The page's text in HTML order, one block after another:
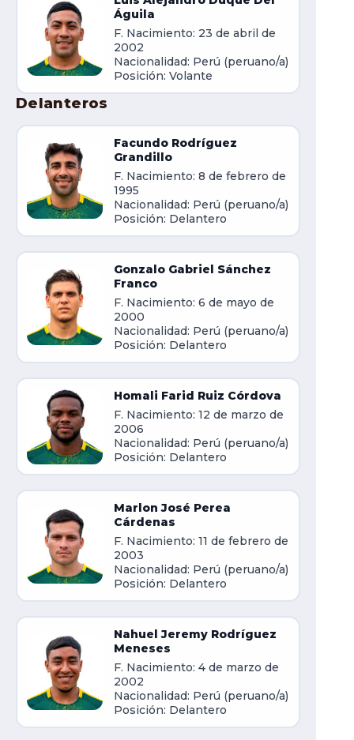
Águila
F. Nacimiento: 23 de abril de
2002
Nacionalidad: Perú (peruano/a)
Posición: Volante
Delanteros
Facundo Rodríguez
Grandillo
F. Nacimiento: 8 de febrero de
1995
Nacionalidad: Perú (peruano/a)
Posición: Delantero
Gonzalo Gabriel Sánchez
Franco
F. Nacimiento: 6 de mayo de
2000
Nacionalidad: Perú (peruano/a)
Posición: Delantero
Homali Farid Ruiz Córdova
F. Nacimiento: 12 de marzo de
2006
Nacionalidad: Perú (peruano/a)
Posición: Delantero
Marlon José Perea
Cárdenas
F. Nacimiento: 11 de febrero de
2003
Nacionalidad: Perú (peruano/a)
Posición: Delantero
Nahuel Jeremy Rodríguez
Meneses
F. Nacimiento: 4 de marzo de
2002
Nacionalidad: Perú (peruano/a)
Posición: Delantero